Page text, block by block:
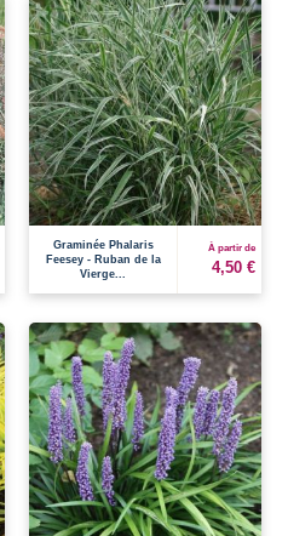
Graminée Phalaris
Feesey - Ruban de la
Vierge...
À partir de
4,50 €